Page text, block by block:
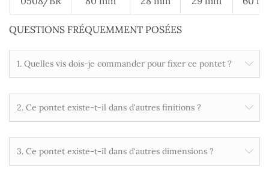
QUESTIONS FRÉQUEMMENT POSÉES
1. Quelles vis dois-je commander pour fixer ce pontet ?
2. Ce pontet existe-t-il dans d'autres finitions ?
3. Ce pontet existe-t-il dans d'autres dimensions ?